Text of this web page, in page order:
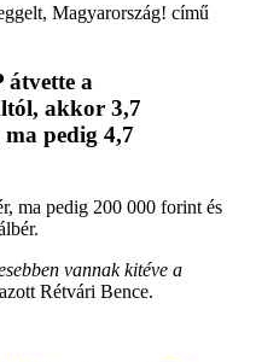
Magyarország! című
átvette a
akkor 3,7
pedig 4,7
ma pedig 200 000 forint és
vannak kitéve a
Rétvári Bence.